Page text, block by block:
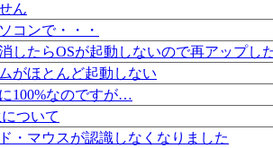
ん
コンで・・・
したらOSが起動しないので再アップし
がほとんど起動しない
100%なのですが…
ついて
・マウスが認識しなくなりました